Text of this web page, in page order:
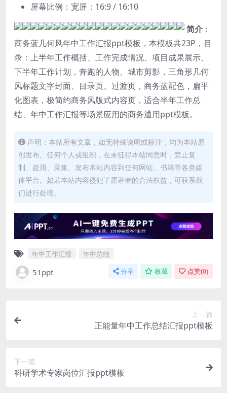
屏幕比例：宽屏：16:9 / 16:10
简介 ：
商务蓝几何风年中工作汇报ppt模板，本模板共23P，目
录：上半年工作概括、工作完成情况、项目成果展示、
下半年工作计划，奔跑的人物、城市剪影，三角形几何
风标题文字封面、目录页、过渡页，商务蓝配色，扁平
化图表，极简约商务风版式内容页，适合半年工作总
结、年中工作汇报等场景应用的商务通用ppt模板。
声明：本站所有文章，如无特殊说明或标注，均为本站原
创发布。任何个人或组织，在未征得本站同意时，禁止复
制、盗用、采集、发布本站内容到任何网站、书籍等各类媒
体平台。如若本站内容侵犯了原著者的合法权益，可联系我
们进行处理。
年中工作汇报 年中总结
51ppt 分享 收藏 点赞(0)
上一篇
正能量年中工作总结汇报ppt模板
下一篇
科研学术专家岗位汇报ppt模板